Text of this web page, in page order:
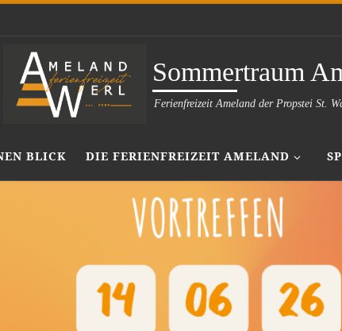
Sommertraum
Ferienfreizeit Ameland der Propstei St.
BLICK DIE FERIENFREIZEIT AMELAND